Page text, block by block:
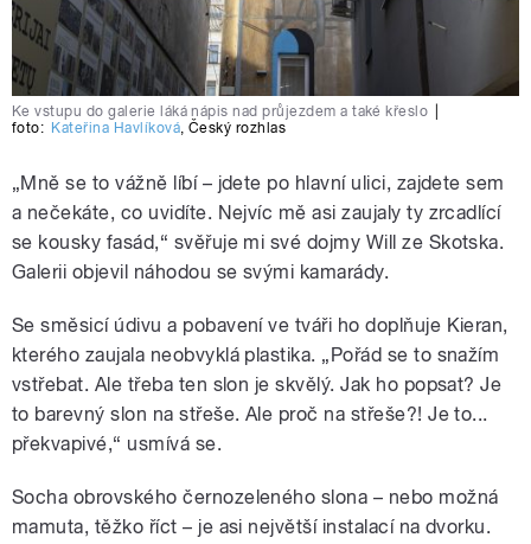
Ke vstupu do galerie láká nápis nad průjezdem a také křeslo
foto: Kateřina Havlíková,Český rozhlas
„Mně se to vážně líbí – jdete po hlavní ulici, zajdete sem
a nečekáte, co uvidíte. Nejvíc mě asi zaujaly ty zrcadlící
se kousky fasád,“ svěřuje mi své dojmy Will ze Skotska.
Galerii objevil náhodou se svými kamarády.
Se směsicí údivu a pobavení ve tváři ho doplňuje Kieran,
kterého zaujala neobvyklá plastika. „Pořád se to snažím
vstřebat. Ale třeba ten slon je skvělý. Jak ho popsat? Je
to barevný slon na střeše. Ale proč na střeše?! Je to...
překvapivé,“ usmívá se.
Socha obrovského černozeleného slona – nebo možná
mamuta, těžko říct – je asi největší instalací na dvorku.